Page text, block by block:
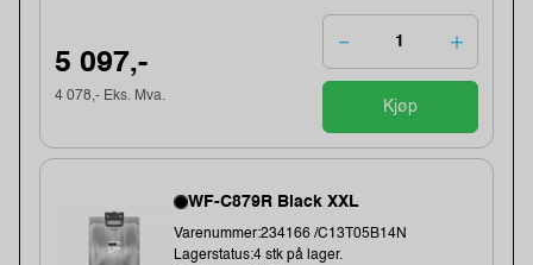
5 097,-
4 078,- Eks. Mva.
Kjøp
WF-C879R Black XXL
Varenummer:234166 /C13T05B14N
Lagerstatus:4 stk på lager.